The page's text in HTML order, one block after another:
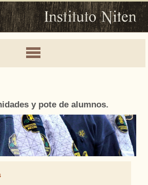
y pote de alumnos.